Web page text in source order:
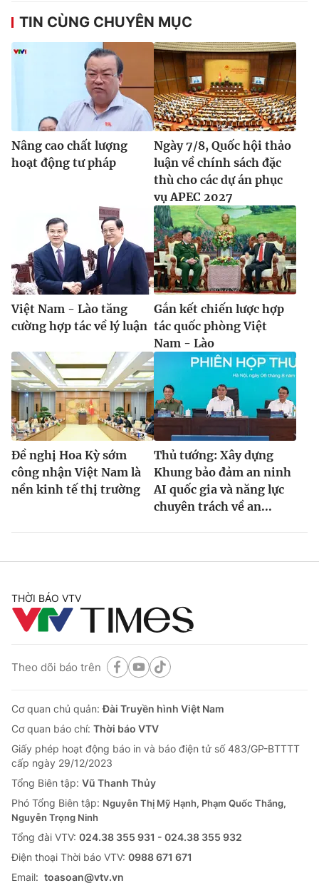
TIN CÙNG CHUYÊN MỤC
Nâng cao chất lượng
hoạt động tư pháp
Ngày 7/8, Quốc hội thảo
luận về chính sách đặc
thù cho các dự án phục
vụ APEC 2027
Việt Nam - Lào tăng
cường hợp tác về lý luận
Gắn kết chiến lược hợp
tác quốc phòng Việt
Nam - Lào
Đề nghị Hoa Kỳ sớm
công nhận Việt Nam là
nền kinh tế thị trường
Thủ tướng: Xây dựng
Khung bảo đảm an ninh
AI quốc gia và năng lực
chuyên trách về an...
THỜI BÁO VTV
Theo dõi báo trên
Cơ quan chủ quản:Đài Truyền hình Việt Nam
Cơ quan báo chí: Thời báo VTV
Giấy phép hoạt động báo in và báo điện tử số 483/GP-BTTTT
cấp ngày 29/12/2023
Tổng Biên tập: Vũ Thanh Thủy
Phó Tổng Biên tập: Nguyễn Thị Mỹ Hạnh, Phạm Quốc Thắng,
Nguyễn Trọng Ninh
Tổng đài VTV: 024.38 355 931 - 024.38 355 932
Ðiện thoại Thời báo VTV: 0988 671 671
Email: toasoan@vtv.vn